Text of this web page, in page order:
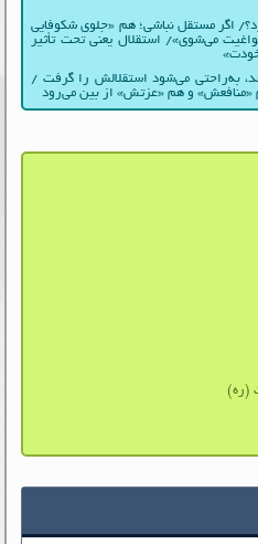
اگر مستقل نباشی؛ هم «جلوی شکوفایی
می‌شوی»/ استقلال یعنی تحت تأثیر
خودت»
به‌راحتی می‌شود استقلالش را گرفت /
«منافعش» و هم «عزتش» از بین می‌رود
(ره)